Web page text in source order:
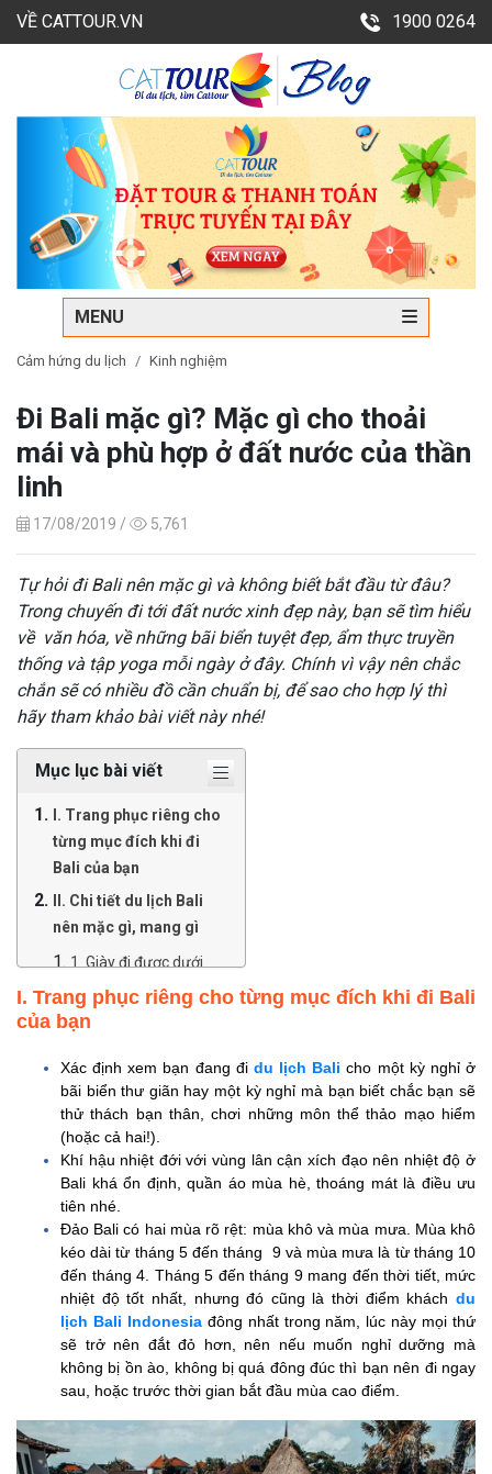
VỀ CATTOUR.VN 1900 0264
MENU
Cảm hứng du lịch Kinh nghiệm
Đi Bali mặc gì? Mặc gì cho thoải
mái và phù hợp ở đất nước của thần
linh
17/08/2019 / 5,761
Tự hỏi đi Bali nên mặc gì và không biết bắt đầu từ đâu?
Trong chuyến đi tới đất nước xinh đẹp này, bạn sẽ tìm hiểu
về văn hóa, về những bãi biển tuyệt đẹp, ẩm thực truyền
thống và tập yoga mỗi ngày ở đây. Chính vì vậy nên chắc
chắn sẽ có nhiều đồ cần chuẩn bị, để sao cho hợp lý thì
hãy tham khảo bài viết này nhé!
Mục lục bài viết
I. Trang phục riêng cho
từng mục đích khi đi
Bali của bạn
II. Chi tiết du lịch Bali
nên mặc gì, mang gì
1. Giày đi được dưới
2. Kem chống nắng
4. Giày đi bộ
5. Đồ tắm biển
6. Quần áo hàng
ngày
7. Trang phục tập
Yoga
8. Mũ/nón
9. Khăn tắm bãi biển
10. Túi chống nước
11. Võng
12. Phích cắm sạc
chuyển đổi
13. Sarong
I. Trang phục riêng cho từng mục đích khi đi Bali
của bạn
Xác định xem bạn đang đi du lịch Bali cho một kỳ nghỉ ở
bãi biển thư giãn hay một kỳ nghỉ mà bạn biết chắc bạn sẽ
thử thách bạn thân, chơi những môn thể thảo mạo hiểm
(hoặc cả hai!).
Khí hậu nhiệt đới với vùng lân cận xích đạo nên nhiệt độ ở
Bali khá ổn định, quần áo mùa hè, thoáng mát là điều ưu
tiên nhé.
Đảo Bali có hai mùa rõ rệt: mùa khô và mùa mưa. Mùa khô
kéo dài từ tháng 5 đến tháng 9 và mùa mưa là từ tháng 10
đến tháng 4. Tháng 5 đến tháng 9 mang đến thời tiết, mức
nhiệt độ tốt nhất, nhưng đó cũng là thời điểm khách du
lịch Bali Indonesiađông nhất trong năm, lúc này mọi thứ
sẽ trở nên đắt đỏ hơn, nên nếu muốn nghỉ dưỡng mà
không bị ồn ào, không bị quá đông đúc thì bạn nên đi ngay
sau, hoặc trước thời gian bắt đầu mùa cao điểm.